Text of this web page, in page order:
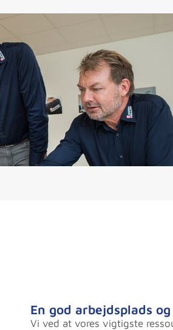
En god arbejdsplads
Vi ved at vores vigtigste